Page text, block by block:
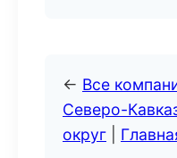
← Все
Северо-
округ